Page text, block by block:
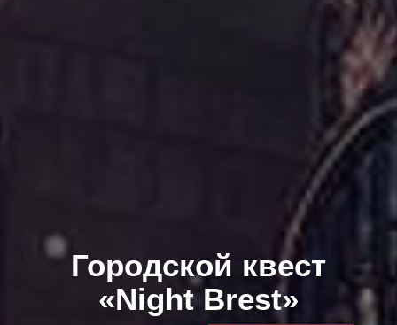
Городской квест
«Night Brest»